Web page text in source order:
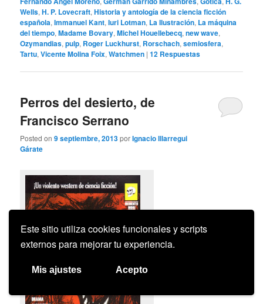
Este sitio utiliza cookies funcionales y scripts
externos para mejorar tu experiencia.
Mis ajustes Acepto
Wells,H. P. Lovecraft,Historia y antología de la ciencia ficción
española,Immanuel Kant,Iuri Lotman, La Ilustración, La máquina
del tiempo,Madame Bovary,Michel Houellebecq,new wave,
Ozymandias,pulp, Roger Luckhurst, Rorschach,semiosfera,
Tartu,Vicente Molina Foix,Watchmen |12 Respuestas
Perros del desierto, de
Francisco Serrano
Posted on9 septiembre, 2013porIgnacio Illarregui
Gárate